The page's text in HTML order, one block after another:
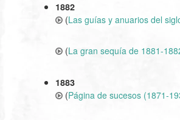
1882
(Las guías y anuarios del
(La gran sequía de 1881-
1883
(Página de sucesos (1871-